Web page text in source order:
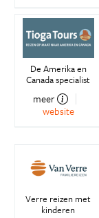
De Amerika en
Canada specialist
meer
website
Verre reizen met
kinderen